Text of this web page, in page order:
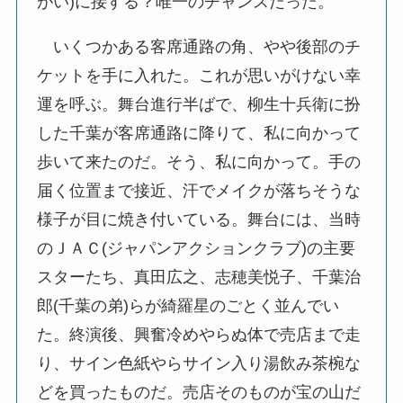
いくつかある客席通路の角、やや後部のチ
ケットを手に入れた。これが思いがけない幸
運を呼ぶ。舞台進行半ばで、柳生十兵衛に扮
した千葉が客席通路に降りて、私に向かって
歩いて来たのだ。そう、私に向かって。手の
届く位置まで接近、汗でメイクが落ちそうな
様子が目に焼き付いている。舞台には、当時
のＪＡＣ(ジャパンアクションクラブ)の主要
スターたち、真田広之、志穂美悦子、千葉治
郎(千葉の弟)らが綺羅星のごとく並んでい
た。終演後、興奮冷めやらぬ体で売店まで走
り、サイン色紙やらサイン入り湯飲み茶椀な
どを買ったものだ。売店そのものが宝の山だ